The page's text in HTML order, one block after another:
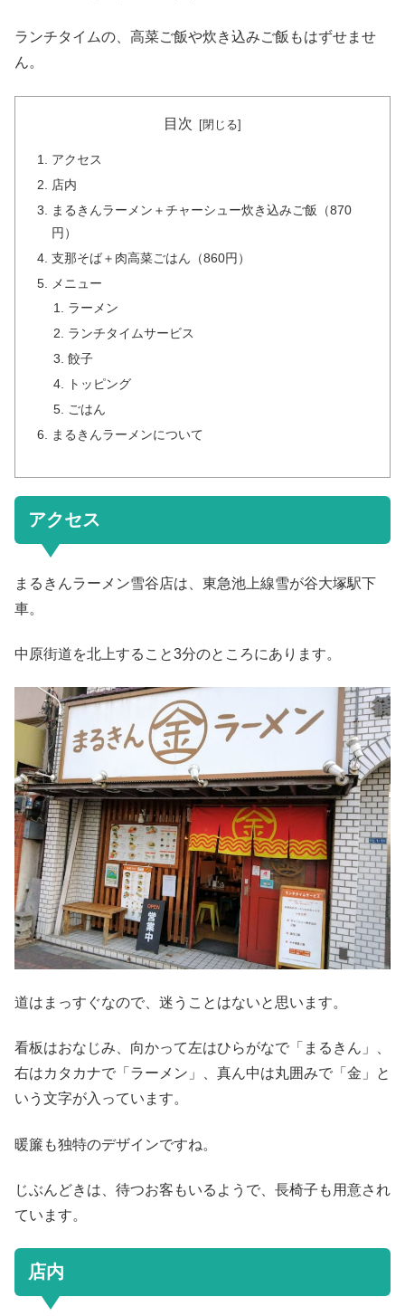
ランチタイムの、高菜ご飯や炊き込みご飯もはずせませ
ん。
目次
アクセス
店内
まるきんラーメン＋チャーシュー炊き込みご飯（870
円）
支那そば＋肉高菜ごはん（860円）
メニュー
ラーメン
ランチタイムサービス
餃子
トッピング
ごはん
まるきんラーメンについて
アクセス
まるきんラーメン雪谷店は、東急池上線雪が谷大塚駅下
車。
中原街道を北上すること3分のところにあります。
道はまっすぐなので、迷うことはないと思います。
看板はおなじみ、向かって左はひらがなで「まるきん」、
右はカタカナで「ラーメン」、真ん中は丸囲みで「金」と
いう文字が入っています。
暖簾も独特のデザインですね。
じぶんどきは、待つお客もいるようで、長椅子も用意され
ています。
店内